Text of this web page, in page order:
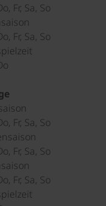
Fr, Sa, So
Fr, Sa, So
Fr, Sa, So
Fr, Sa, So
Fr, Sa, So